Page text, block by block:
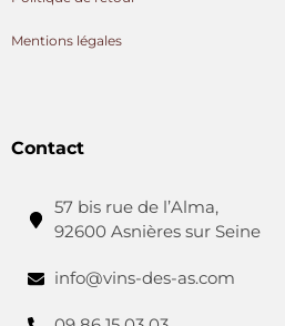
Mentions légales
Contact
57 bis rue de l’Alma,
92600 Asnières sur Seine
info@vins-des-as.com